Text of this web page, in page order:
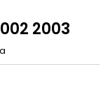
2003